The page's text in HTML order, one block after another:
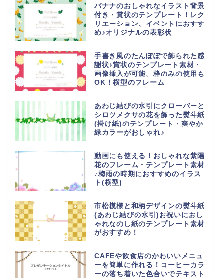
バナナのおしゃれなイラスト背景
付き・賞状のテンプレート！レク
リエーション、イベントにおすす
め♪オリジナルの表彰状
手書き風のたんぽぽで飾られた感
謝状♪賞状のテンプレート素材・
画像挿入が可能、枠のみの使用も
OK！横型のフレーム
あわじ結びの水引にクローバーと
シロツメクサの花を飾った熨斗紙
(掛け紙)のテンプレート・爽やか
緑カラーがおしゃれ♪
動画にも使える！おしゃれな紫陽
花のフレーム・テンプレート素材
♪梅雨の時期におすすめのイラス
ト(横型)
市松模様と和柄デザインの熨斗紙
(あわじ結びの水引)お祝いにおし
ゃれなのし紙のテンプレート素材
がおすすめ！
CAFEや飲食店のかわいいメニュ
ーを簡単に作れる！コーヒーカラ
ーの落ち着いた色合いでテキスト